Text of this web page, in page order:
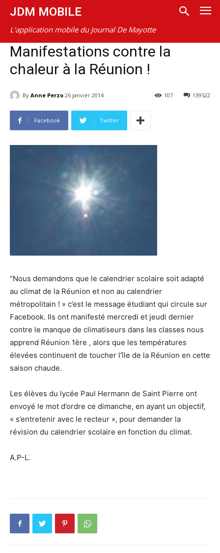
JDM MOBILE
L'application mobile du Journal De Mayotte
Manifestations contre la
chaleur à la Réunion !
By Anne Perzo 26 janvier 2014 139522
107
Facebook Twitter
“Nous demandons que le calendrier scolaire soit adapté
au climat de la Réunion et non au calendrier
métropolitain ! » c’est le message étudiant qui circule sur
Facebook. Ils ont manifesté mercredi et jeudi dernier
contre le manque de climatiseurs dans les classes nous
apprend Réunion 1ère , alors que les températures
élevées continuent de toucher l’île de la Réunion en cette
saison chaude.
Les élèves du lycée Paul Hermann de Saint Pierre ont
envoyé le mot d’ordre ce dimanche, en ayant un objectif,
« s’entretenir avec le recteur », pour demander la
révision du calendrier scolaire en fonction du climat.
A.P-L.